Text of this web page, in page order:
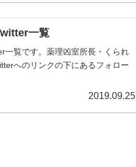
一覧
一覧です。薬理凶室所長・くられ
へのリンクの下にあるフォロー
2019.09.25